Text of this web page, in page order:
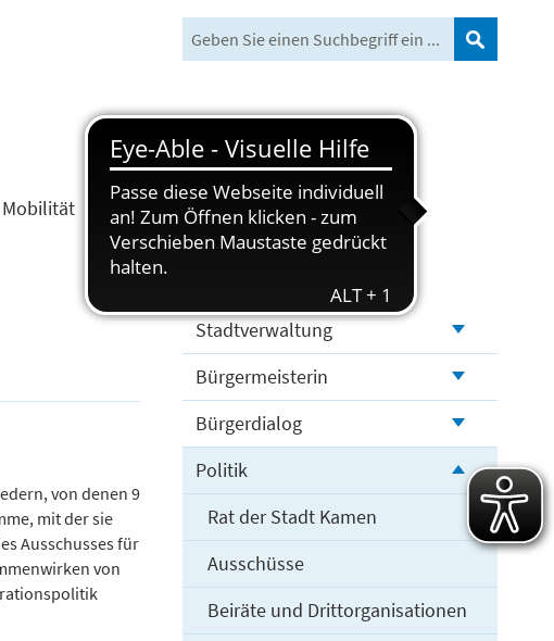
Freizeit und Tourismus
von denen 9
mit der sie
Ausschusses für
von
Stadtverwaltung
Bürgermeisterin
Bürgerdialog
Politik
Rat der Stadt Kamen
Ausschüsse
Beiräte und Drittorganisationen